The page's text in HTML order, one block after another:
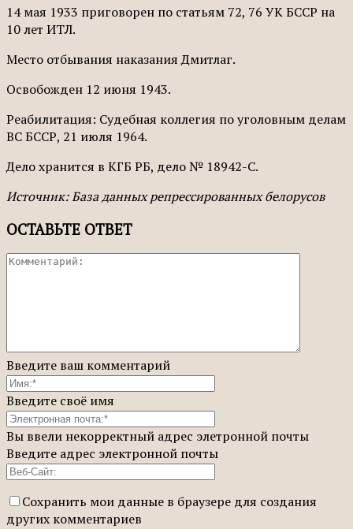
14 мая 1933 приговорен по статьям 72, 76 УК БССР на
10 лет ИТЛ.
Место отбывания наказания Дмитлаг.
Освобожден 12 июня 1943.
Реабилитация: Судебная коллегия по уголовным делам
ВС БССР, 21 июля 1964.
Дело хранится в КГБ РБ, дело № 18942-С.
Источник: База данных репрессированных белорусов
ОСТАВЬТЕ ОТВЕТ
Введите ваш комментарий
Введите своё имя
Вы ввели некорректный адрес элетронной почты
Введите адрес электронной почты
Сохранить мои данные в браузере для создания
других комментариев